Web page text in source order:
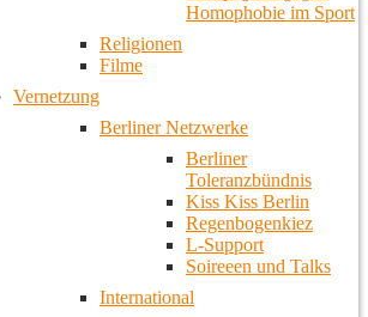
Homophobie im Sport
Religionen
Filme
Vernetzung
Berliner Netzwerke
Berliner
Toleranzbündnis
Kiss Kiss Berlin
Regenbogenkiez
L-Support
Soireeen und Talks
International